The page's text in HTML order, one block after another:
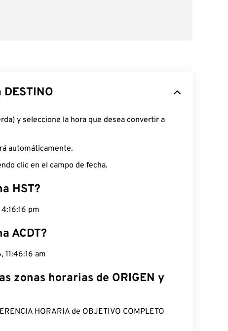
y seleccione la hora que desea convertir a
automáticamente.
clic en el campo de fecha.
HST?
pm
ACDT?
am
zonas horarias de ORIGEN y
HORARIA de OBJETIVO COMPLETO